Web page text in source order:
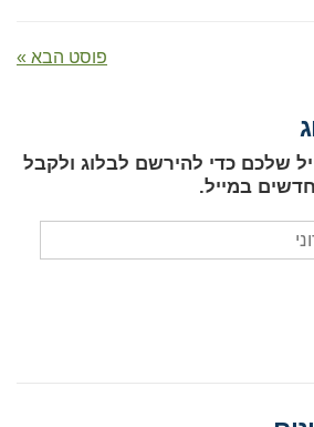
פוסט הבא »
שלכם כדי להירשם לבלוג ולקבל
במייל.